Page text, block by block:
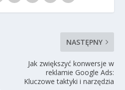
NASTĘPNY
Jak zwiększyć konwersje w
reklamie Google Ads:
Kluczowe taktyki i narzędzia